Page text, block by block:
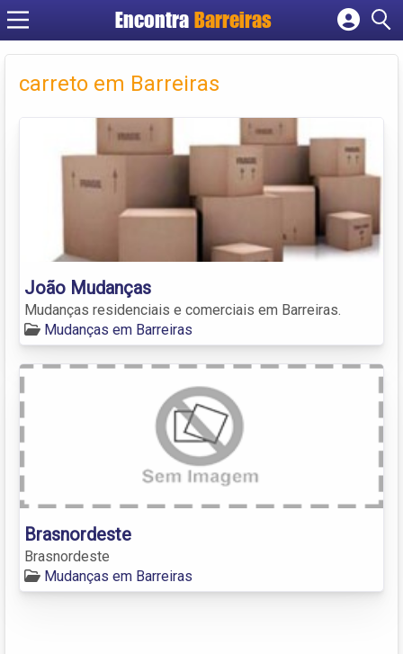
EncontraBarreiras
Cadastrar empresa
Criar conta
carreto em Barreiras
João Mudanças
Mudanças residenciais e comerciais em Barreiras.
Mudanças em Barreiras
Brasnordeste
Brasnordeste
Mudanças em Barreiras